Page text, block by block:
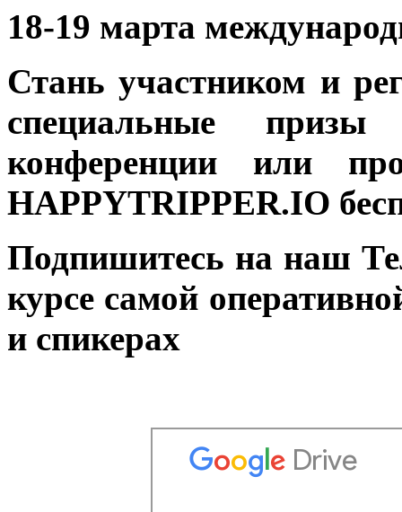
18-19 марта
Стань участником и
специальные
конференции или
HAPPYTRIPPER.IO
Подпишитесь на наш
курсе самой
и спикерах